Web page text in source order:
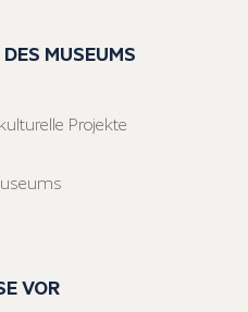
MUSEUMS
Projekte
VOR